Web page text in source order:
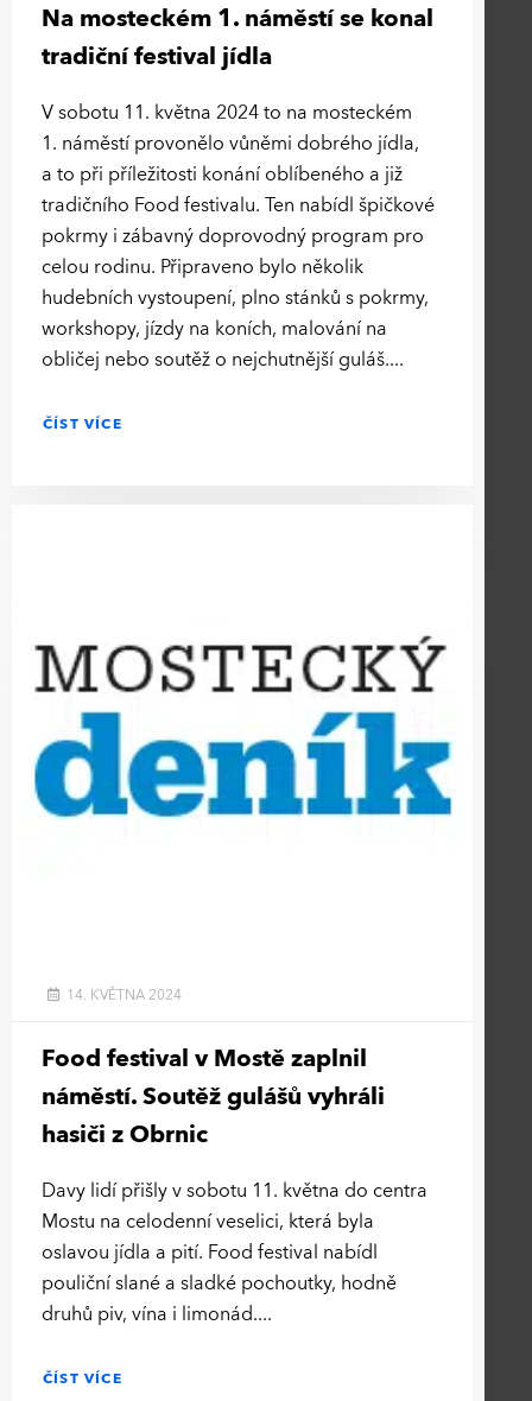
Na mosteckém 1. náměstí se konal
tradiční festival jídla
V sobotu 11. května 2024 to na mosteckém
1. náměstí provonělo vůněmi dobrého jídla,
a to při příležitosti konání oblíbeného a již
tradičního Food festivalu. Ten nabídl špičkové
pokrmy i zábavný doprovodný program pro
celou rodinu. Připraveno bylo několik
hudebních vystoupení, plno stánků s pokrmy,
workshopy, jízdy na koních, malování na
obličej nebo soutěž o nejchutnější guláš.
ČÍST VÍCE
Food festival v Mostě zaplnil
náměstí. Soutěž gulášů vyhráli
hasiči z Obrnic
Davy lidí přišly v sobotu 11. května do centra
Mostu na celodenní veselici, která byla
oslavou jídla a pití. Food festival nabídl
pouliční slané a sladké pochoutky, hodně
druhů piv, vína i limonád.
ČÍST VÍCE
14. KVĚTNA 2024